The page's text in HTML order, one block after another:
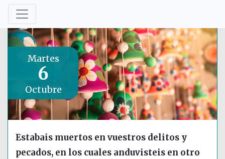
Martes
6
Octubre
Estabais muertos en vuestros delitos y
pecados, en los cuales anduvisteis en otro